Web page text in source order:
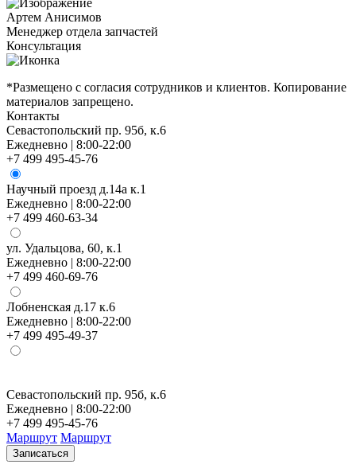
Артем Анисимов
Менеджер отдела запчастей
Консультация
*Размещено с согласия сотрудников и клиентов. Копирование
материалов запрещено.
Контакты
Севастопольский пр. 95б, к.6
Ежедневно | 8:00-22:00
+7 499 495-45-76
Научный проезд д.14а к.1
Ежедневно | 8:00-22:00
+7 499 460-63-34
ул. Удальцова, 60, к.1
Ежедневно | 8:00-22:00
+7 499 460-69-76
Лобненская д.17 к.6
Ежедневно | 8:00-22:00
+7 499 495-49-37
Севастопольский пр. 95б, к.6
Ежедневно | 8:00-22:00
+7 499 495-45-76
Маршрут Маршрут
Записаться